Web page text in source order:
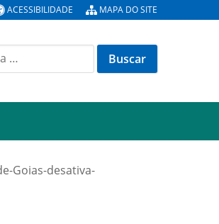
ACESSIBILIDADE MAPA DO SITE
Goias-desativa-